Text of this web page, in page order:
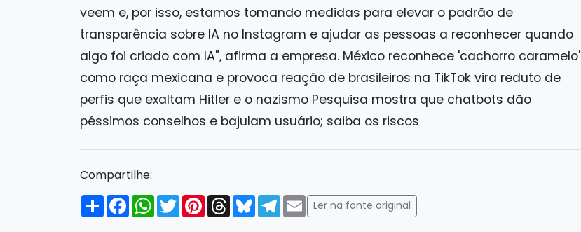
veem e, por isso, estamos tomando medidas para elevar o padrão de
transparência sobre IA no Instagram e ajudar as pessoas a reconhecer quando
algo foi criado com IA", afirma a empresa. México reconhece 'cachorro caramelo'
como raça mexicana e provoca reação de brasileiros na TikTok vira reduto de
perfis que exaltam Hitler e o nazismo Pesquisa mostra que chatbots dão
péssimos conselhos e bajulam usuário; saiba os riscos
Compartilhe:
Compartilhar
FacebookWhatsApp
TwitterPinterestThreadsBlueskyTelegram
Email
Ler na fonte original